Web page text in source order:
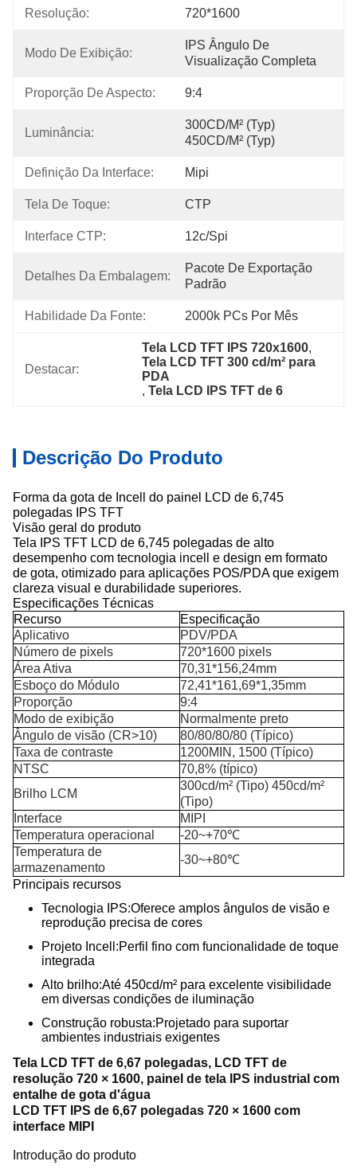
Resolução: 720*1600
Modo De Exibição:
IPS Ângulo De
Visualização Completa
Proporção De Aspecto: 9:4
Luminância:
300CD/m² (Typ)
450CD/m² (Typ)
Definição Da Interface: Mipi
Tela De Toque: CTP
Interface CTP: 12c/spi
Detalhes Da Embalagem:
Pacote De Exportação
Padrão
Habilidade Da Fonte: 2000k PCs Por Mês
Destacar:
Tela LCD TFT IPS 720x1600,
Tela LCD TFT 300 cd/m² para
PDA
, Tela LCD IPS TFT de 6
Descrição Do Produto
Forma da gota de Incell do painel LCD de 6,745
polegadas IPS TFT
Visão geral do produto
Tela IPS TFT LCD de 6,745 polegadas de alto
desempenho com tecnologia incell e design em formato
de gota, otimizado para aplicações POS/PDA que exigem
clareza visual e durabilidade superiores.
Especificações Técnicas
Recurso
Especificação
Aplicativo
PDV/PDA
Número de pixels
720*1600 pixels
Área Ativa
70,31*156,24mm
Esboço do Módulo
72,41*161,69*1,35mm
Proporção
9:4
Modo de exibição
Normalmente preto
Ângulo de visão (CR>10)
80/80/80/80 (Típico)
Taxa de contraste
1200MIN, 1500 (Típico)
NTSC
70,8% (típico)
Brilho LCM
300cd/m² (Tipo) 450cd/m²
(Tipo)
Interface
MIPI
Temperatura operacional
-20~+70℃
Temperatura de
armazenamento
-30~+80℃
Principais recursos
Tecnologia IPS:Oferece amplos ângulos de visão e
reprodução precisa de cores
Projeto Incell:Perfil fino com funcionalidade de toque
integrada
Alto brilho:Até 450cd/m² para excelente visibilidade
em diversas condições de iluminação
Construção robusta:Projetado para suportar
ambientes industriais exigentes
Tela LCD TFT de 6,67 polegadas, LCD TFT de
resolução 720 × 1600, painel de tela IPS industrial com
entalhe de gota d'água
LCD TFT IPS de 6,67 polegadas 720 × 1600 com
interface MIPI
Introdução do produto